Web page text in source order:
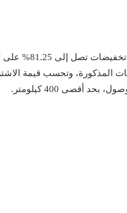
تتيح الهيئة القومية
المذكورة، وتحسب قيمة
أقصى 400 كيلومتر.